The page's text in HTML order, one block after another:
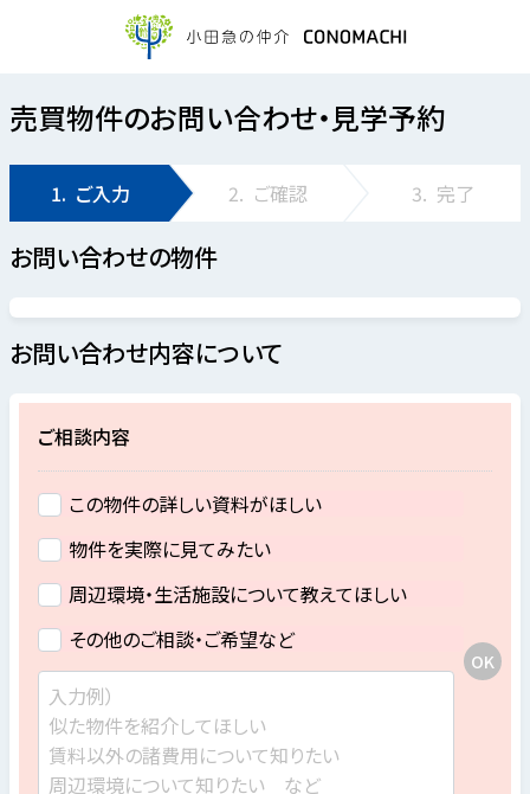
売買物件のお問い合わせ・見学予約
1. ご入力 2. ご確認 3. 完了
お問い合わせの物件
お問い合わせ内容について
ご相談内容
この物件の詳しい資料がほしい
物件を実際に見てみたい
周辺環境・生活施設について教えてほしい
その他のご相談・ご希望など